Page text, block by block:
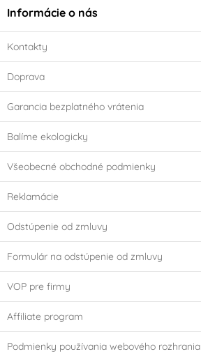
Informácie o nás
Kontakty
Doprava
Garancia bezplatného vrátenia
Balíme ekologicky
Všeobecné obchodné podmienky
Reklamácie
Odstúpenie od zmluvy
Formulár na odstúpenie od zmluvy
VOP pre firmy
Affiliate program
Podmienky používania webového rozhrania